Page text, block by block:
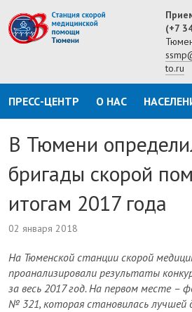
(+7
to.ru
ПРЕСС-ЦЕНТР О НАС
В Тюмени
бригады скорой
итогам 2017 года
02 января 2018
На Тюменской станции скорой
проанализировали результаты
за весь 2017 год. На первом месте –
№ 321, которая становилась лучшей